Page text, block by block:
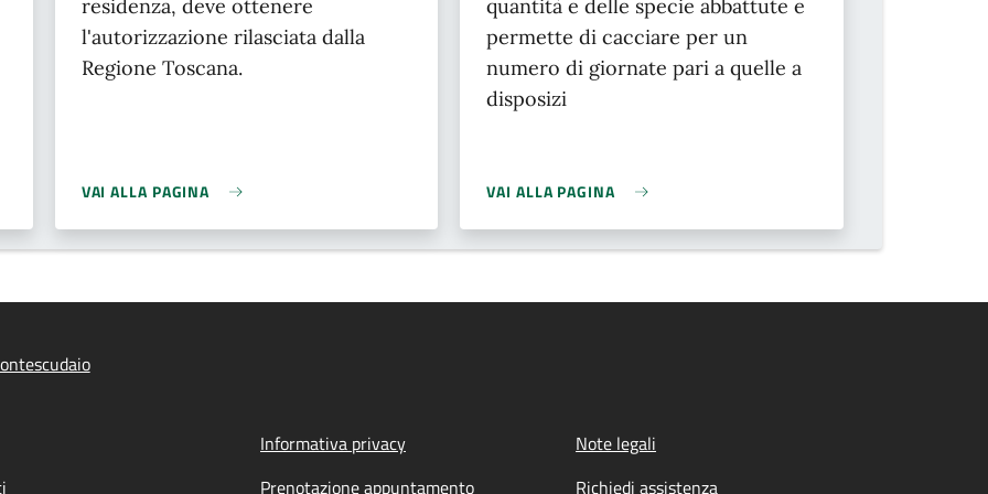
residenza, deve ottenere
l'autorizzazione rilasciata dalla
Regione Toscana.
VAI ALLA PAGINA
quantità e delle specie abbattute e
permette di cacciare per un
numero di giornate pari a quelle a
disposizi
VAI ALLA PAGINA
Informativa privacy
Note legali
Prenotazione appuntamento Richiedi assistenza